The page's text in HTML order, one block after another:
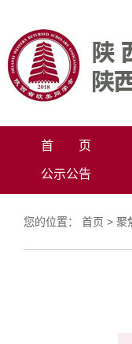
首 页
公示公告
您的位置： 首页 > 聚